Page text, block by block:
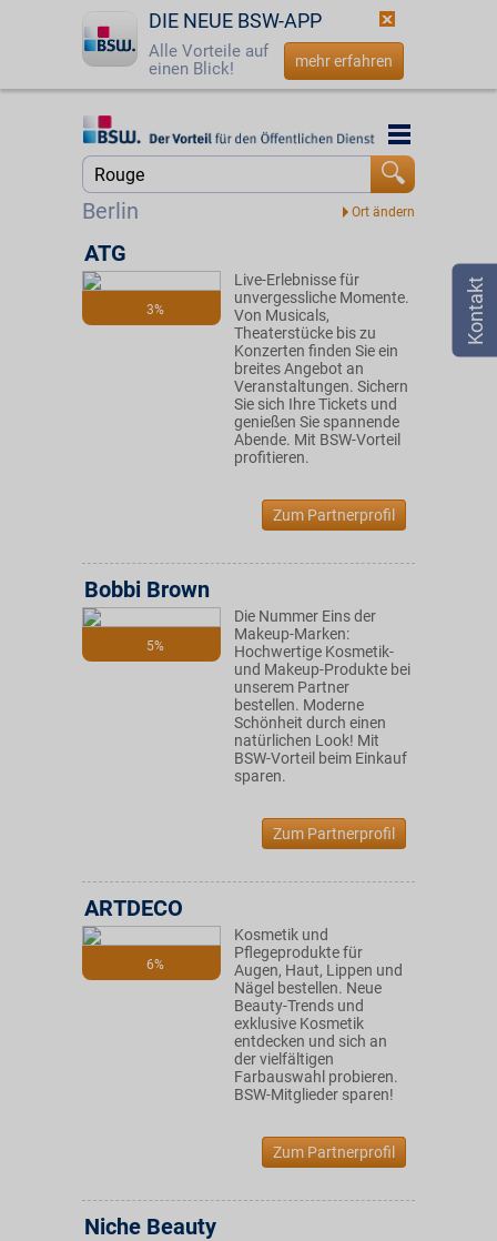
DIE NEUE BSW-APP
Alle Vorteile auf
einen Blick!
mehr erfahren
Startseite
Jetzt BSW-Mitglied werden
☎ 0800 - 279 25 82
Berlin
Startseite
Suche
3%
ATG
Live-Erlebnisse für
unvergessliche Momente.
Von Musicals,
Theaterstücke bis zu
Konzerten finden Sie ein
breites Angebot an
Veranstaltungen. Sichern
Sie sich Ihre Tickets und
genießen Sie spannende
Abende. Mit BSW-Vorteil
profitieren.
Zum Partnerprofil
5%
Bobbi Brown
Die Nummer Eins der
Makeup-Marken:
Hochwertige Kosmetik-
und Makeup-Produkte bei
unserem Partner
bestellen. Moderne
Schönheit durch einen
natürlichen Look! Mit
BSW-Vorteil beim Einkauf
sparen.
Zum Partnerprofil
6%
ARTDECO
Kosmetik und
Pflegeprodukte für
Augen, Haut, Lippen und
Nägel bestellen. Neue
Beauty-Trends und
exklusive Kosmetik
entdecken und sich an
der vielfältigen
Farbauswahl probieren.
BSW-Mitglieder sparen!
Zum Partnerprofil
Niche Beauty